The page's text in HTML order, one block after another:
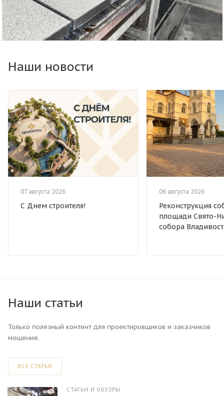
Наши новости
07 августа 2026
С Днем строителя!
06 августа 2026
Реконструкция
площади Свято-
собора
Наши статьи
Только полезный контент для проектировщиков и заказчиков
мощения.
ВСЕ СТАТЬИ
СТАТЬИ И ОБЗОРЫ